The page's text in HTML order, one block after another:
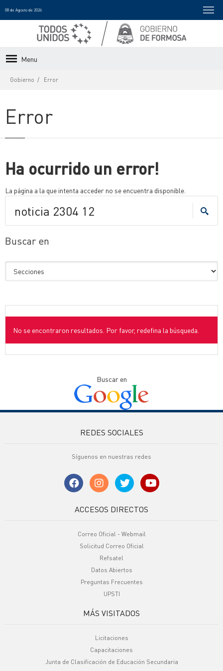
08 de Agosto de 2026
Menu
Gobierno Error
Error
Ha ocurrido un error!
La página a la que intenta acceder no se encuentra disponible.
Buscar en
No se encontraron resultados. Por favor, redefina la búsqueda.
Buscar en
REDES SOCIALES
Síguenos en nuestras redes
ACCESOS DIRECTOS
Correo Oficial - Webmail
Solicitud Correo Oficial
Refsatel
Datos Abiertos
Preguntas Frecuentes
UPSTI
MÁS VISITADOS
Licitaciones
Capacitaciones
Junta de Clasificación de Educación Secundaria